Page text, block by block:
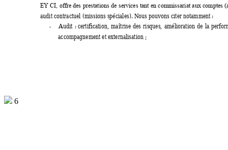
EY CI, offre des prestations de services tant en commissariat aux comptes
audit contractuel (missions spéciales). Nous pouvons citer notamment :
- Audit : certification, maîtrise des risques, amélioration de la
accompagnement et externalisation ;
6